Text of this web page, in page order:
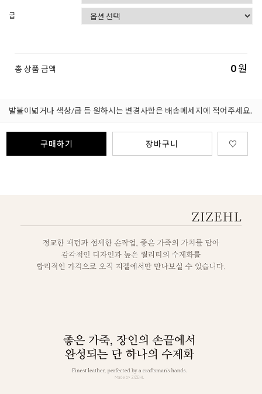
굽
총 상품 금액 0원
발볼이넓거나 색상/굽 등 원하시는 변경사항은 배송메세지에 적어주세요.
구매하기 장바구니 ♡